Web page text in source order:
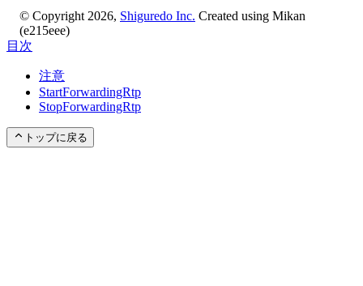
© Copyright 2026, Shiguredo Inc. Created using Mikan
(e215eee)
目次
注意
StartForwardingRtp
StopForwardingRtp
トップに戻る